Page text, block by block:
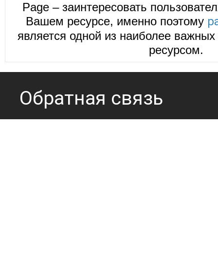
Page – заинтересовать
Вашем ресурсе, именно поэтому
является одной из наиболее
ресурсом.
Обратная связь